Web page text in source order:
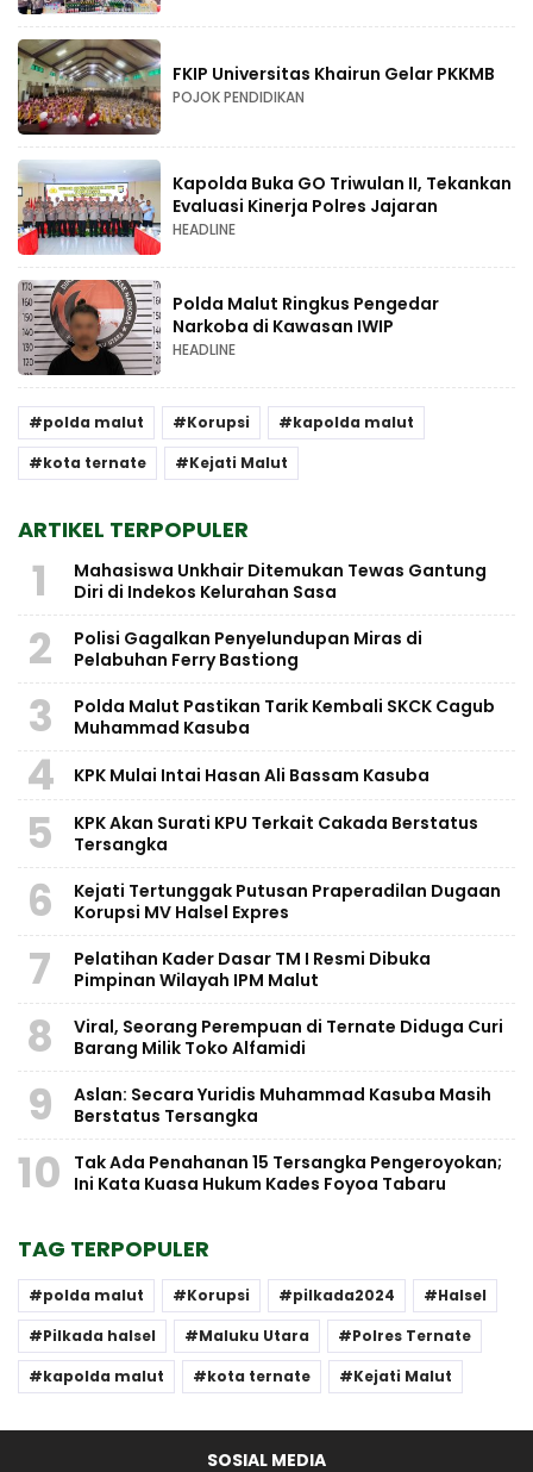
FKIP Universitas Khairun Gelar PKKMB
POJOK PENDIDIKAN
Kapolda Buka GO Triwulan II, Tekankan
Evaluasi Kinerja Polres Jajaran
HEADLINE
Polda Malut Ringkus Pengedar
Narkoba di Kawasan IWIP
HEADLINE
polda malut Korupsi
kapolda malut
kota ternate
Kejati Malut
ARTIKEL TERPOPULER
1
Mahasiswa Unkhair Ditemukan Tewas Gantung
Diri di Indekos Kelurahan Sasa
2
Polisi Gagalkan Penyelundupan Miras di
Pelabuhan Ferry Bastiong
3
Polda Malut Pastikan Tarik Kembali SKCK Cagub
Muhammad Kasuba
4 KPK Mulai Intai Hasan Ali Bassam Kasuba
5
KPK Akan Surati KPU Terkait Cakada Berstatus
Tersangka
6
Kejati Tertunggak Putusan Praperadilan Dugaan
Korupsi MV Halsel Expres
7
Pelatihan Kader Dasar TM I Resmi Dibuka
Pimpinan Wilayah IPM Malut
8
Viral, Seorang Perempuan di Ternate Diduga Curi
Barang Milik Toko Alfamidi
9
Aslan: Secara Yuridis Muhammad Kasuba Masih
Berstatus Tersangka
10
Tak Ada Penahanan 15 Tersangka Pengeroyokan;
Ini Kata Kuasa Hukum Kades Foyoa Tabaru
TAG TERPOPULER
polda malut Korupsi pilkada2024
Halsel
Pilkada halsel
Maluku Utara
Polres Ternate
kapolda malut
kota ternate Kejati Malut
SOSIAL MEDIA